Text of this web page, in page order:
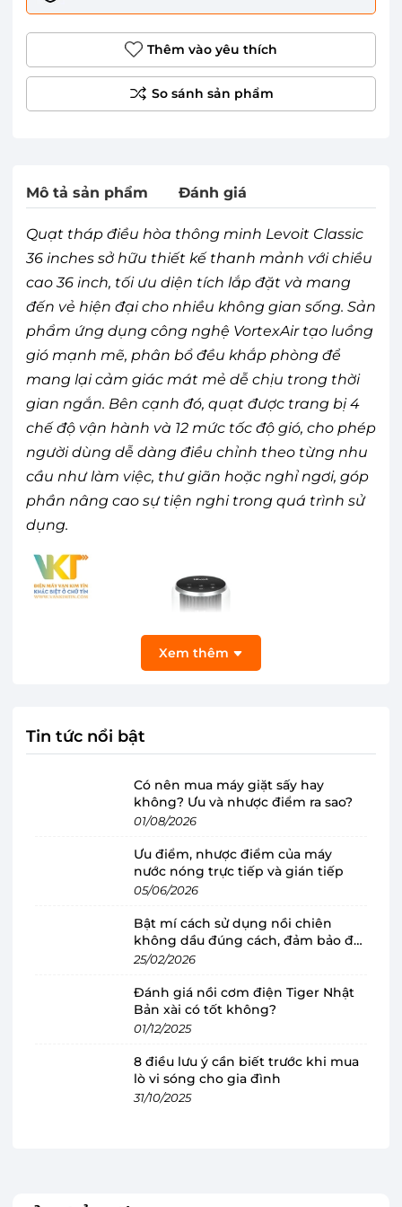
Thêm vào yêu thích
Mô tả sản phẩm Đánh giá
Quạt tháp điều hòa thông minh Levoit Classic
36 inches sở hữu thiết kế thanh mảnh với chiều
cao 36 inch, tối ưu diện tích lắp đặt và mang
đến vẻ hiện đại cho nhiều không gian sống. Sản
phẩm ứng dụng công nghệ VortexAir tạo luồng
gió mạnh mẽ, phân bổ đều khắp phòng để
mang lại cảm giác mát mẻ dễ chịu trong thời
gian ngắn. Bên cạnh đó, quạt được trang bị 4
chế độ vận hành và 12 mức tốc độ gió, cho phép
người dùng dễ dàng điều chỉnh theo từng nhu
cầu như làm việc, thư giãn hoặc nghỉ ngơi, góp
phần nâng cao sự tiện nghi trong quá trình sử
dụng.
Thiết kế tiên tiến, thuận tiện cho việc làm
sạch và sử dụng lâu dài
nghiệm người dùng với các bộ phận có thể tháo
rời dễ dàng, việc vệ sinh trở nên nhanh chóng và
đơn giản. Người dùng có thể làm sạch lưới chắn
gió và các chi tiết bên trong mà không cần sử
dụng dụng cụ chuyên dụng, góp phần loại bỏ
Xem thêm
Tin tức nổi bật
Có nên mua máy giặt sấy hay
không? Ưu và nhược điểm ra sao?
01/08/2026
Ưu điểm, nhược điểm của máy
nước nóng trực tiếp và gián tiếp
05/06/2026
Bật mí cách sử dụng nồi chiên
không dầu đúng cách, đảm bảo độ
bền
25/02/2026
Đánh giá nồi cơm điện Tiger Nhật
Bản xài có tốt không?
01/12/2025
8 điều lưu ý cần biết trước khi mua
lò vi sóng cho gia đình
31/10/2025